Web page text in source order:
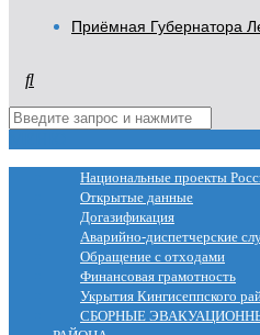
Приёмная Губернатора
Национальные проекты
Открытые данные
Догазификация
Аварийно-диспетчерские
Обращение с отходами
Финансовая грамотность
Укрытия Кингисеппского
СБОРНЫЕ